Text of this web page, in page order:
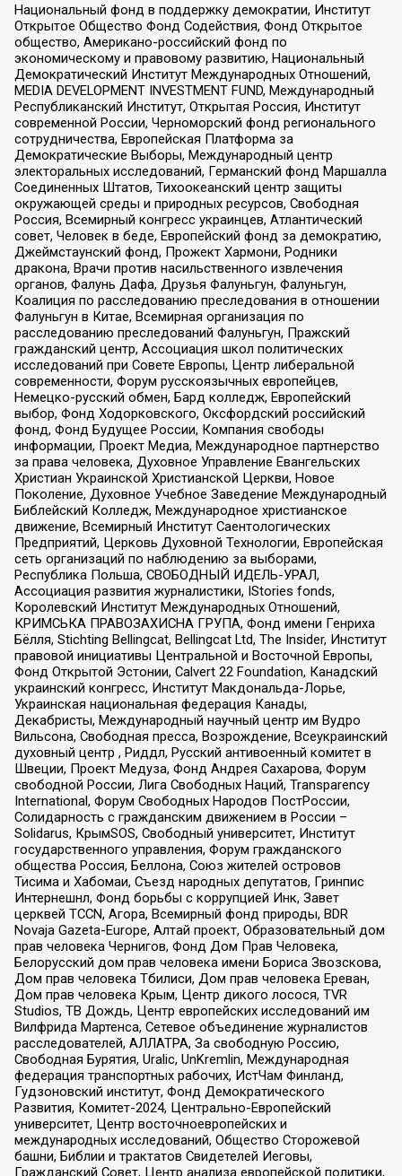
Национальный фонд в поддержку демократии, Институт
Открытое Общество Фонд Содействия, Фонд Открытое
общество, Американо-российский фонд по
экономическому и правовому развитию, Национальный
Демократический Институт Международных Отношений,
MEDIA DEVELOPMENT INVESTMENT FUND, Международный
Республиканский Институт, Открытая Россия, Институт
современной России, Черноморский фонд регионального
сотрудничества, Европейская Платформа за
Демократические Выборы, Международный центр
электоральных исследований, Германский фонд Маршалла
Соединенных Штатов, Тихоокеанский центр защиты
окружающей среды и природных ресурсов, Свободная
Россия, Всемирный конгресс украинцев, Атлантический
совет, Человек в беде, Европейский фонд за демократию,
Джеймстаунский фонд, Прожект Хармони, Родники
дракона, Врачи против насильственного извлечения
органов, Фалунь Дафа, Друзья Фалуньгун, Фалуньгун,
Коалиция по расследованию преследования в отношении
Фалуньгун в Китае, Всемирная организация по
расследованию преследований Фалуньгун, Пражский
гражданский центр, Ассоциация школ политических
исследований при Совете Европы, Центр либеральной
современности, Форум русскоязычных европейцев,
Немецко-русский обмен, Бард колледж, Европейский
выбор, Фонд Ходорковского, Оксфордский российский
фонд, Фонд Будущее России, Компания свободы
информации, Проект Медиа, Международное партнерство
за права человека, Духовное Управление Евангельских
Христиан Украинской Христианской Церкви, Новое
Поколение, Духовное Учебное Заведение Международный
Библейский Колледж, Международное христианское
движение, Всемирный Институт Саентологических
Предприятий, Церковь Духовной Технологии, Европейская
сеть организаций по наблюдению за выборами,
Республика Польша, СВОБОДНЫЙ ИДЕЛЬ-УРАЛ,
Ассоциация развития журналистики, IStories fonds,
Королевский Институт Международных Отношений,
КРИМСЬКА ПРАВОЗАХИСНА ГРУПА, Фонд имени Генриха
Бёлля, Stichting Bellingcat, Bellingcat Ltd, The Insider, Институт
правовой инициативы Центральной и Восточной Европы,
Фонд Открытой Эстонии, Calvert 22 Foundation, Канадский
украинский конгресс, Институт Макдональда-Лорье,
Украинская национальная федерация Канады,
Декабристы, Международный научный центр им Вудро
Вильсона, Свободная пресса, Возрождение, Всеукраинский
духовный центр , Риддл, Русский антивоенный комитет в
Швеции, Проект Медуза, Фонд Андрея Сахарова, Форум
свободной России, Лига Свободных Наций, Transparеncy
International, Форум Свободных Народов ПостРоссии,
Солидарность с гражданским движением в России –
Solidarus, КрымSOS, Свободный университет, Институт
государственного управления, Форум гражданского
общества Россия, Беллона, Союз жителей островов
Тисима и Хабомаи, Съезд народных депутатов, Гринпис
Интернешнл, Фонд борьбы с коррупцией Инк, Завет
церквей TCCN, Агора, Всемирный фонд природы, BDR
Novaja Gazeta-Europe, Алтай проект, Образовательный дом
прав человека Чернигов, Фонд Дом Прав Человека,
Белорусский дом прав человека имени Бориса Звозскова,
Дом прав человека Тбилиси, Дом прав человека Ереван,
Дом прав человека Крым, Центр дикого лосося, TVR
Studios, ТВ Дождь, Центр европейских исследований им
Вилфрида Мартенса, Сетевое объединение журналистов
расследователей, АЛЛАТРА, За свободную Россию,
Свободная Бурятия, Uralic, UnKremlin, Международная
федерация транспортных рабочих, ИстЧам Финланд,
Гудзоновский институт, Фонд Демократического
Развития, Комитет-2024, Центрально-Европейский
университет, Центр восточноевропейских и
международных исследований, Общество Сторожевой
башни, Библии и трактатов Свидетелей Иеговы,
Гражданский Совет, Центр анализа европейской политики,